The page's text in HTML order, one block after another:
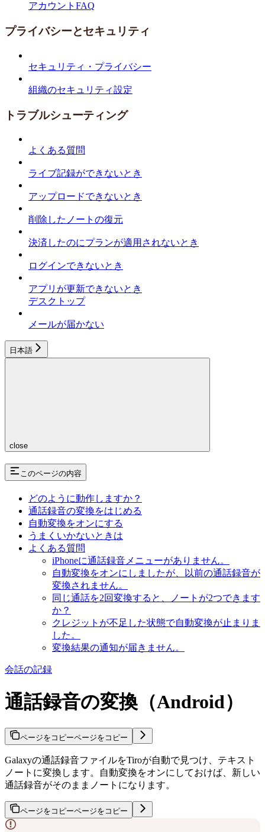
アカウントFAQ
プライバシーとセキュリティ
セキュリティ・プライバシー
組織のセキュリティ設定
トラブルシューティング
よくある質問
ライブ記録ができないとき
アップロードできないとき
削除したノートの復元
決済したのにプランが適用されないとき
ログインできないとき
アプリが更新できないとき
デスクトップ
メールが届かない
日本語
close
このページの内容
どのように動作しますか？
通話録音の変換をはじめる
自動変換をオンにする
うまくいかないときは
よくある質問
iPhoneに通話録音メニューがありません。
自動変換をオンにしましたが、以前の通話録音が
変換されません。
同じ通話を2回変換すると、ノートが2つできます
か？
クレジットが不足した状態で自動変換が止まりま
した。
変換結果の通知が届きません。
会話の記録
通話録音の変換（Android）
ページをコピーページをコピー
Galaxyの通話録音ファイルをTiroが自動で見つけ、テキスト
ノートに変換します。自動変換をオンにしておけば、新しい
通話録音がそのままノートになります。
ページをコピーページをコピー